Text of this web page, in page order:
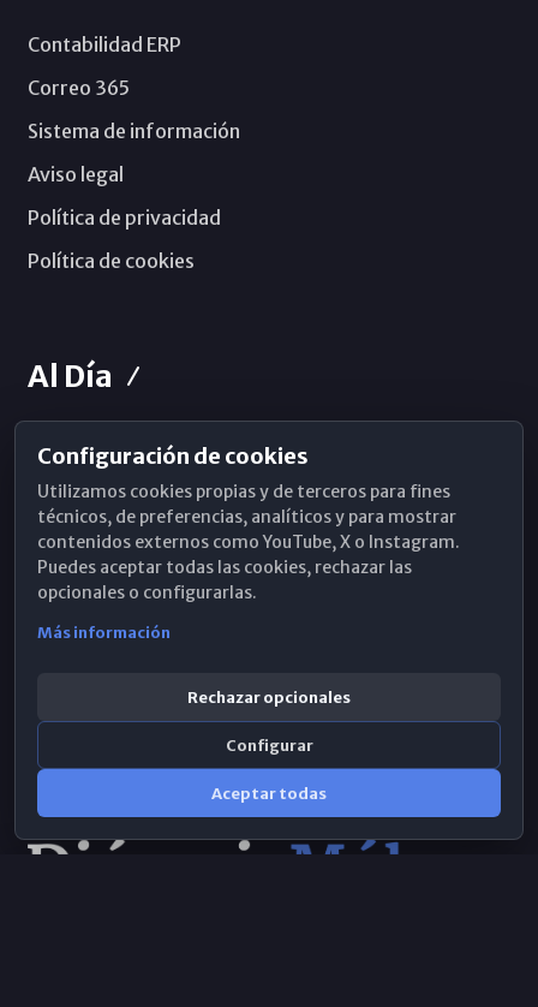
Contabilidad ERP
Correo 365
Sistema de información
Aviso legal
Política de privacidad
Política de cookies
Al Día
Horarios de Misa
Hemeroteca
WhatsApp
Configuración de cookies
Utilizamos cookies propias y de terceros para fines
técnicos, de preferencias, analíticos y para mostrar
contenidos externos como YouTube, X o Instagram.
Puedes aceptar todas las cookies, rechazar las
opcionales o configurarlas.
Más información
Rechazar opcionales
Configurar
Aceptar todas